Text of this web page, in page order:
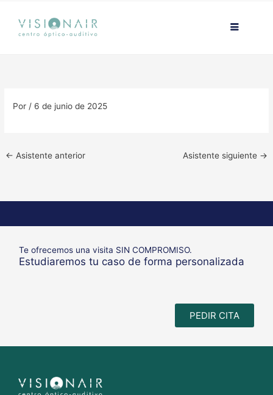
contenido
Por/ 6 de junio de 2025
← Asistente anterior Asistente siguiente →
Te ofrecemos una visita SIN COMPROMISO.
Estudiaremos tu caso de forma personalizada
PEDIR CITA